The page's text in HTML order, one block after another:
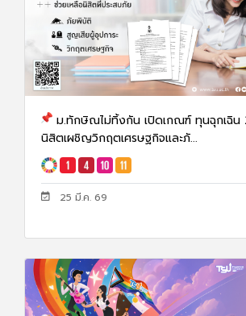
ม.ทักษิณไม่ทิ้งกัน เปิดเกณฑ์ ทุนฉุกเฉิน
นิสิตเผชิญวิกฤตเศรษฐกิจและภั...
25 มี.ค. 69